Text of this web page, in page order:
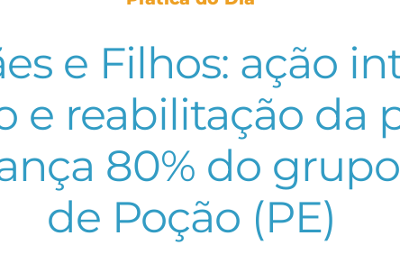
e Filhos: ação
e reabilitação da
80% do
de Poção (PE)